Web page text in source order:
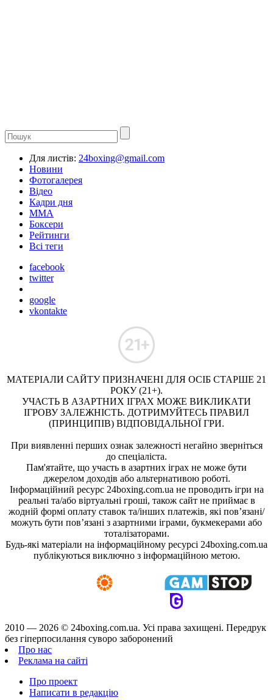
Для листів: 24boxing@gmail.com
Новини
Фотогалерея
Відео
Кадри дня
ММА
Боксери
Рейтинги
Всі теги
facebook
twitter
google
vkontakte
МАТЕРІАЛИ САЙТУ ПРИЗНАЧЕНІ ДЛЯ ОСІБ СТАРШЕ 21
РОКУ (21+).
УЧАСТЬ В АЗАРТНИХ ІГРАХ МОЖЕ ВИКЛИКАТИ
ІГРОВУ ЗАЛЕЖНІСТЬ. ДОТРИМУЙТЕСЬ ПРАВИЛ
(ПРИНЦИПІВ) ВІДПОВІДАЛЬНОЇ ГРИ.
При виявленні перших ознак залежності негайно зверніться
до спеціаліста.
Пам'ятайте, що участь в азартних іграх не може бути
джерелом доходів або альтернативою роботі.
Інформаційний ресурс 24boxing.com.ua не проводить ігри на
реальні та/або віртуальні гроші, також сайт не приймає в
жодній формі оплату ставок та/інших платежів, які пов’язані/
можуть бути пов’язані з азартними іграми, букмекерами або
тоталізаторами.
Будь-які матеріали на інформаційному ресурсі 24boxing.com.ua
публікуються виключно з інформаційною метою.
2010 — 2026 © 24boxing.com.ua. Усi права захищенi. Передрук
без гіперпосилання суворо заборонений
Про нас
Реклама на сайті
Про проект
Написати в редакцію